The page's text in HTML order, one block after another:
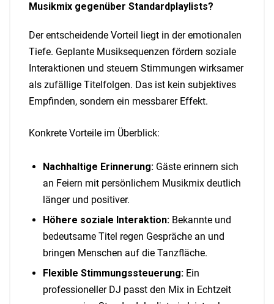
Musikmix gegenüber Standardplaylists?
Der entscheidende Vorteil liegt in der emotionalen
Tiefe. Geplante Musiksequenzen fördern soziale
Interaktionen und steuern Stimmungen wirksamer
als zufällige Titelfolgen. Das ist kein subjektives
Empfinden, sondern ein messbarer Effekt.
Konkrete Vorteile im Überblick:
Nachhaltige Erinnerung: Gäste erinnern sich
an Feiern mit persönlichem Musikmix deutlich
länger und positiver.
Höhere soziale Interaktion: Bekannte und
bedeutsame Titel regen Gespräche an und
bringen Menschen auf die Tanzfläche.
Flexible Stimmungssteuerung: Ein
professioneller DJ passt den Mix in Echtzeit